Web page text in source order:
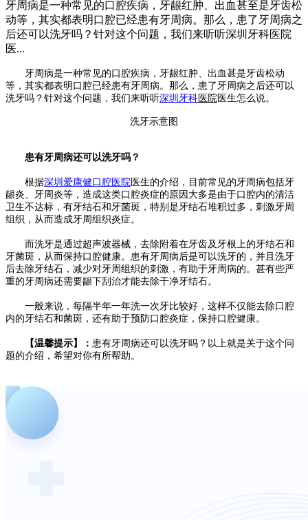
牙周病是一种常见的口腔疾病，牙龈红肿、出血甚至是牙齿松
动等，其实都表明口腔已经患有牙周病。那么，患了牙周病之
后还可以洗牙吗？针对这个问题，我们来听听深圳牙科医院
医...
牙周病是一种常见的口腔疾病，牙龈红肿、出血甚是牙齿松动
等，其实都表明口腔已经患有牙周病。那么，患了牙周病之后还可以
洗牙吗？针对这个问题，我们来听听深圳牙科 医院 医生怎么说。
洗牙示意图
患有牙周病还可以洗牙吗？
根据深圳爱康健口腔医院 医生的介绍，目前常见的牙周病包括牙
龈炎、牙周炎等，造成这类口腔炎症的原因大多是由于口腔内的清洁
卫生不达标，有牙结石和牙菌斑，特别是牙结石堆积过多，刺激牙周
组织，从而造成牙周组织炎症。
而洗牙是通过超声波器械，去除附着在牙齿及牙根上的牙结石和
牙菌斑，从而保持口腔健康。患有牙周病后是可以洗牙的，并且洗牙
后去除牙结石，减少对牙周组织的刺激，有助于牙周病的。甚有些严
重的牙周病还需要龈下刮治才能去除干净牙结石。
一般来说，每隔半年一年洗一次牙比较好，这样不仅能去除口腔
内的牙结石和菌斑，还有助于预防口腔炎症，保持口腔健康。
【温馨提示】： 患有牙周病还可以洗牙吗？以上就是关于这个问
题的介绍，希望对你有所帮助。